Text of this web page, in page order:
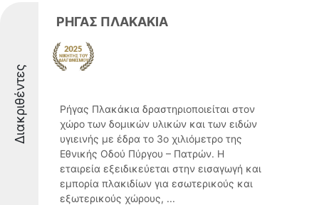
Διακριθέντες
ΡΗΓΑΣ ΠΛΑΚΑΚΙΑ
Ρήγας Πλακάκια δραστηριοποιείται στον
χώρο των δομικών υλικών και των ειδών
υγιεινής με έδρα το 3ο χιλιόμετρο της
Εθνικής Οδού Πύργου – Πατρών. Η
εταιρεία εξειδικεύεται στην εισαγωγή και
εμπορία πλακιδίων για εσωτερικούς και
εξωτερικούς χώρους, ...